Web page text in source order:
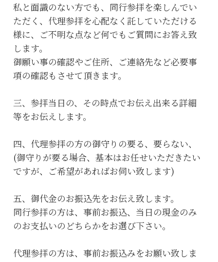
私と面識のない方でも、同行参拝を楽しんでい
ただく、代理参拝を心配なく託していただける
様に、ご不明な点など何でもご質問にお答え致
します。
御願い事の確認やご住所、ご連絡先など必要事
項の確認もさせて頂きます。
三、参拝当日の、その時点でお伝え出来る詳細
等をお伝えします。
四、代理参拝の方の御守りの要る、要らない、
(御守りが要る場合、基本はお任せいただきたい
ですが、ご希望があればお伺い致します)
五、御代金のお振込先をお伝え致します。
同行参拝の方は、事前お振込、当日の現金のみ
のお支払いのどちらかをお選び下さい。
代理参拝の方は、事前お振込みをお願い致しま